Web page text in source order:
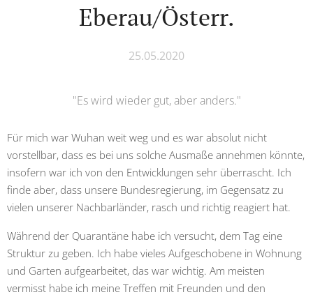
Eberau/Österr.
25.05.2020
"Es wird wieder gut, aber anders."
Für mich war Wuhan weit weg und es war absolut nicht
vorstellbar, dass es bei uns solche Ausmaße annehmen könnte,
insofern war ich von den Entwicklungen sehr überrascht. Ich
finde aber, dass unsere Bundesregierung, im Gegensatz zu
vielen unserer Nachbarländer, rasch und richtig reagiert hat.
Während der Quarantäne habe ich versucht, dem Tag eine
Struktur zu geben. Ich habe vieles Aufgeschobene in Wohnung
und Garten aufgearbeitet, das war wichtig. Am meisten
vermisst habe ich meine Treffen mit Freunden und den